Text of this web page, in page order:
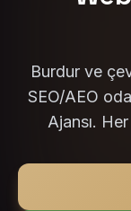
Burdur ve
SEO/AEO
Ajansı.